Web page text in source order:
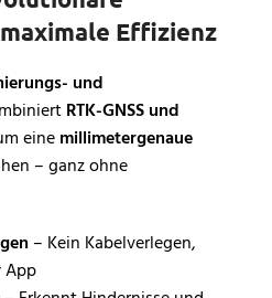
Effizienz
und
RTK-GNSS und
einemillimetergenaue
– ganz ohne
– Kein Kabelverlegen,
App